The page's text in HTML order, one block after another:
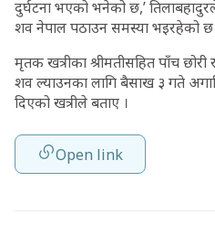
दुर्घटना भएको भनेको छ,’
शव नेपाल पठाउन समस्या भइरहेको छ
मृतक खत्रीका श्रीमतीसहित पाँच
शव ल्याउनका लागि बैसाख ३ गते
दिएको खत्रीले बताए ।
Open link